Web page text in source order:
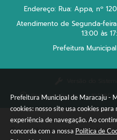
Prefeitura Municipal de Maracaju -
cookies: nosso site usa cookies para
experiência de navegação. Ao
concorda com a nossa Política de
Endereço: Rua: Appa, nº
Atendimento de Segunda-
13:00 às
Prefeitura
Portal atualizado em:10/08/
Copyright Instar - 2006-2026. Todos os